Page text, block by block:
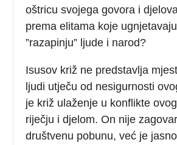
oštricu svojega govora i
prema elitama koje
”razapinju” ljude i narod?
Isusov križ ne predstavlja
ljudi utječu od nesigurnosti
je križ ulaženje u konflikte
riječju i djelom. On nije
društvenu pobunu, već je